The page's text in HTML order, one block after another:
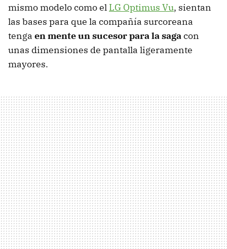
mismo modelo como el LG Optimus Vu, sientan
las bases para que la compañía surcoreana
tenga en mente un sucesor para la sagacon
unas dimensiones de pantalla ligeramente
mayores.